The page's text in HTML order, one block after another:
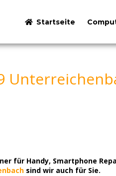
Startseite
für Handy, Smartphone
sind wir auch für Sie.